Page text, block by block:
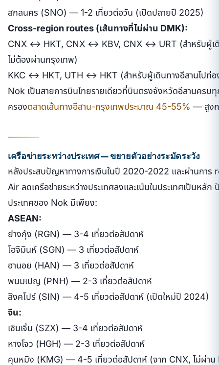
สกลนคร (SNO) — 1-2 เที่ยวต่อวัน (เปิดปลายปี 2025)
Cross-region routes (เส้นทางที่ไม่ผ่าน DMK):
CNX ↔ HKT, CNX ↔ KBV, CNX ↔ URT (สำหรับผู้เดิน
ไม่ต้องผ่านกรุงเทพ)
KKC ↔ HKT, UTH ↔ HKT (สำหรับผู้เดินทางอีสานไปท่อ
Nok เป็นสายการบินไทยรายเดียวที่บินตรงจังหวัดอีสานครบ
ครองตลาดเส้นทางอีสาน-กรุงเทพประมาณ 45-55% — สูงก
เครือข่ายระหว่างประเทศ — ขยายตัวอย่างระมัดระวัง
หลังประสบปัญหาทางการเงินในปี 2020-2022 และผ่านกา
Air ลดเครือข่ายระหว่างประเทศลงและเน้นในประเทศเป็นหลัก
ประเทศของ Nok มีเพียง:
ASEAN:
ย่างกุ้ง (RGN) — 3-4 เที่ยวต่อสัปดาห์
โฮจิมินห์ (SGN) — 3 เที่ยวต่อสัปดาห์
ฮานอย (HAN) — 3 เที่ยวต่อสัปดาห์
พนมเปญ (PNH) — 2-3 เที่ยวต่อสัปดาห์
สิงคโปร์ (SIN) — 4-5 เที่ยวต่อสัปดาห์ (เปิดใหม่ปี 2024)
จีน:
เซินเจิ้น (SZX) — 3-4 เที่ยวต่อสัปดาห์
หางโจว (HGH) — 2-3 เที่ยวต่อสัปดาห์
คุนหมิง (KMG) — 4-5 เที่ยวต่อสัปดาห์ (จาก CNX, ไม่ผ่าน